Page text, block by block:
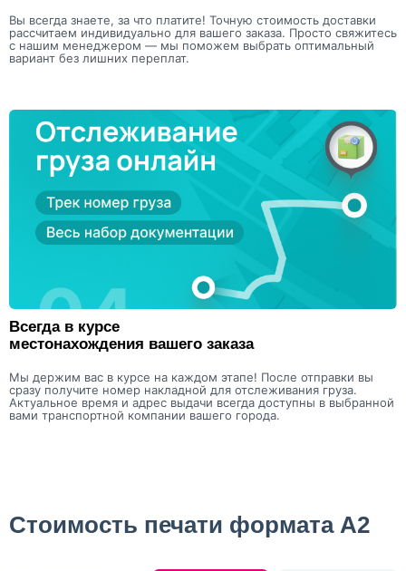
Вы всегда знаете, за что платите! Точную стоимость доставки
рассчитаем индивидуально для вашего заказа. Просто свяжитесь
с нашим менеджером — мы поможем выбрать оптимальный
вариант без лишних переплат.
Всегда в курсе
местонахождения вашего заказа
Мы держим вас в курсе на каждом этапе! После отправки вы
сразу получите номер накладной для отслеживания груза.
Актуальное время и адрес выдачи всегда доступны в выбранной
вами транспортной компании вашего города.
Стоимость печати формата А2